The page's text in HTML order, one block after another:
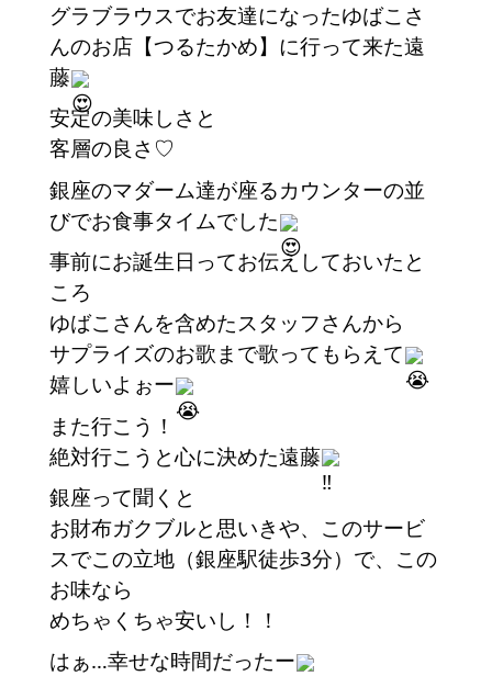
グラブラウスでお友達になったゆばこさ
んのお店【つるたかめ】に行って来た遠
藤
安定の美味しさと
客層の良さ♡
銀座のマダーム達が座るカウンターの並
びでお食事タイムでした
事前にお誕生日ってお伝えしておいたと
ころ
ゆばこさんを含めたスタッフさんから
サプライズのお歌まで歌ってもらえて
嬉しいよぉー
また行こう！
絶対行こうと心に決めた遠藤
銀座って聞くと
お財布ガクブルと思いきや、このサービ
スでこの立地（銀座駅徒歩3分）で、この
お味なら
めちゃくちゃ安いし！！
はぁ…幸せな時間だったー